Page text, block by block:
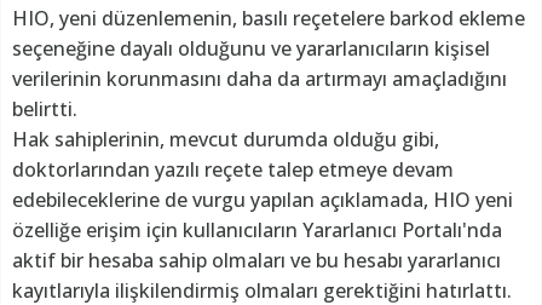
HIO, yeni düzenlemenin, basılı reçetelere barkod ekleme
seçeneğine dayalı olduğunu ve yararlanıcıların kişisel
verilerinin korunmasını daha da artırmayı amaçladığını
belirtti.
Hak sahiplerinin, mevcut durumda olduğu gibi,
doktorlarından yazılı reçete talep etmeye devam
edebileceklerine de vurgu yapılan açıklamada, HIO yeni
özelliğe erişim için kullanıcıların Yararlanıcı Portalı'nda
aktif bir hesaba sahip olmaları ve bu hesabı yararlanıcı
kayıtlarıyla ilişkilendirmiş olmaları gerektiğini hatırlattı.